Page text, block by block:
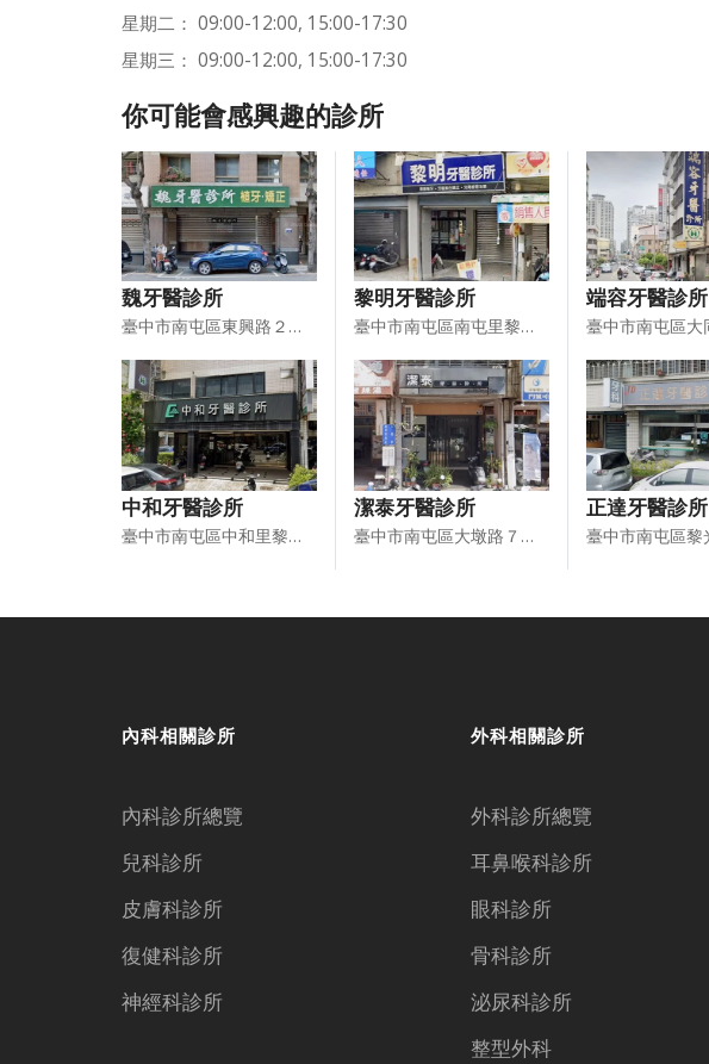
星期二： 09:00-12:00, 15:00-17:30
星期三： 09:00-12:00, 15:00-17:30
你可能會感興趣的診所
魏牙醫診所
臺中市南屯區東興路２段６０號
黎明牙醫診所
臺中市南屯區南屯里黎明路一段１００６號
端容牙醫診所
中和牙醫診所
臺中市南屯區中和里黎明路一段１６５號
潔泰牙醫診所
臺中市南屯區大墩路７４６號１樓
正達牙醫診所
內科相關診所
內科診所總覽
兒科診所
皮膚科診所
復健科診所
神經科診所
外科相關診所
外科診所總覽
耳鼻喉科診所
眼科診所
骨科診所
泌尿科診所
整型外科